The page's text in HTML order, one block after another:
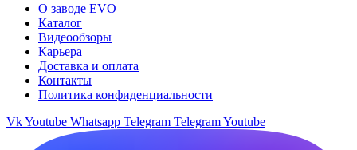
О заводе EVO
Каталог
Видеообзоры
Карьера
Доставка и оплата
Контакты
Политика конфиденциальности
VkYoutube Whatsapp Telegram TelegramYoutube